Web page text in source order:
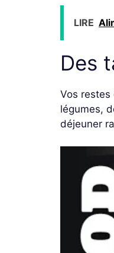
LIRE
Des
Vos
légumes,
déjeuner